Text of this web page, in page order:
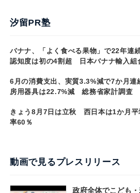
汐留PR塾
バナナ、「よく食べる果物」で22年
認知度は初の4割超 日本バナナ輸入組
6月の消費支出、実質3.3%減で7か月
房用器具は22.7%減 総務省家計調査
きょう8月7日は立秋 西日本は1か月平
率60％
動画で見るプレスリリース
政府全体でこども